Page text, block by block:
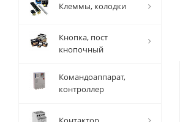
Клеммы, колодки
Кнопка, пост
кнопочный
Командоаппарат,
контроллер